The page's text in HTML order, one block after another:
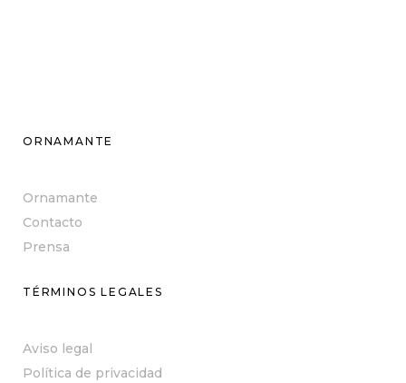
ORNAMANTE
Ornamante
Contacto
Prensa
TÉRMINOS LEGALES
Aviso legal
Política de privacidad